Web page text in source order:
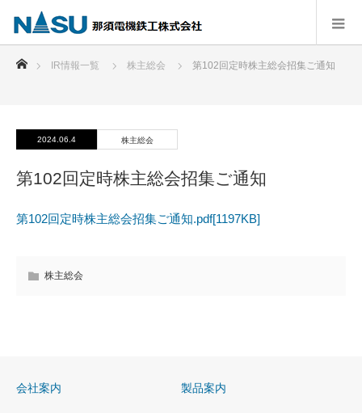
ホーム
IR情報一覧 株主総会 第102回定時株主総会招集ご通知
2024.06.4 株主総会
第102回定時株主総会招集ご通知
第102回定時株主総会招集ご通知.pdf[1197KB]
株主総会
会社案内 製品案内